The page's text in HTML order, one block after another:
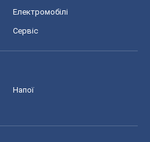
Електромобілі
Сервіс
Напої